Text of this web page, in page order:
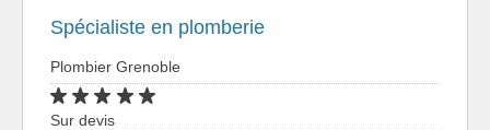
Spécialiste en plomberie
Plombier Grenoble
Sur devis